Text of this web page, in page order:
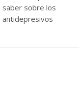
saber sobre los
antidepresivos